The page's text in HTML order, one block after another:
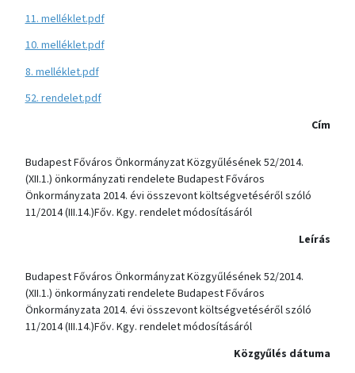
11. melléklet.pdf
10. melléklet.pdf
8. melléklet.pdf
52. rendelet.pdf
Cím
Budapest Főváros Önkormányzat Közgyűlésének 52/2014.
(XII.1.) önkormányzati rendelete Budapest Főváros
Önkormányzata 2014. évi összevont költségvetéséről szóló
11/2014 (III.14.)Főv. Kgy. rendelet módosításáról
Leírás
Budapest Főváros Önkormányzat Közgyűlésének 52/2014.
(XII.1.) önkormányzati rendelete Budapest Főváros
Önkormányzata 2014. évi összevont költségvetéséről szóló
11/2014 (III.14.)Főv. Kgy. rendelet módosításáról
Közgyűlés dátuma